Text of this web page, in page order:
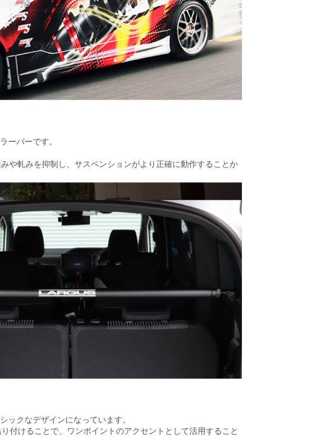
ーバーです。
や軋みを抑制し、サスペンションがより正確に動作することか
ックなデザインになっています。
付けることで、ワンポイントのアクセントとして活用すること